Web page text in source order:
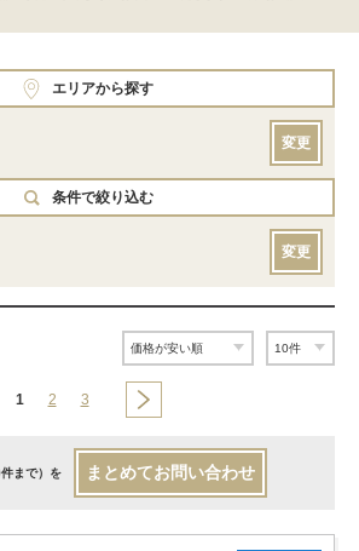
エリアから探す
変更
条件で絞り込む
変更
1 2 3
まで）を まとめてお問い合わせ